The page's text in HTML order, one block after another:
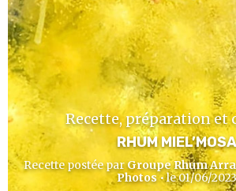
Recette, préparation et
RHUM MIEL’MOSA
Recette postée parGroupe Rhum
Photos• le 01/06/2023